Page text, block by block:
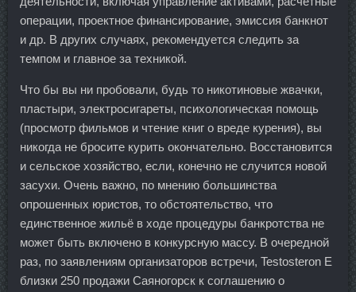
операции, проектное финансирование, эмиссия банкнот
и др. В других случаях, рекомендуется следить за
темпом и главное за техникой.
Что бы вы ни пробовали, будь то никотиновые жвачки,
пластыри, электросигареты, психологическая помощь
(просмотр фильмов и чтение книг о вреде курения), вы
никогда не бросите курить окончательно. Восстановится
и сельское хозяйство, если, конечно не случится новой
засухи. Очень важно, по мнению большинства
опрошенных юристов, то обстоятельство, что
единственное жильё в ходе процедуры банкротства не
может быть включено в конкурсную массу. В очередной
раз, по заявлениям организаторов встречи, Testosteron E
близки 250 продажи Саяногорск к соглашению о